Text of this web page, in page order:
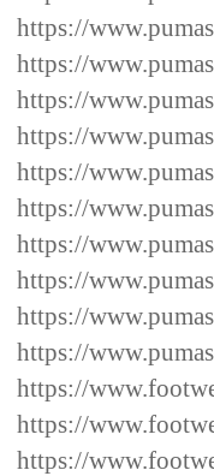
https://
https://
https://
https://
https://
https://
https://
https://
https://
https://
https://
https://
https://